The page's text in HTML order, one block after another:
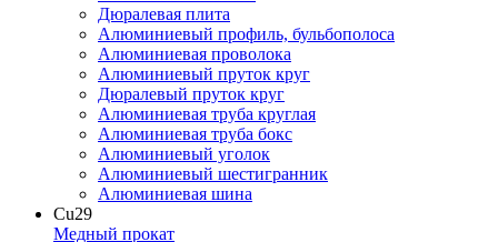
Дюралевая плита
Алюминиевый профиль, бульбополоса
Алюминиевая проволока
Алюминиевый пруток круг
Дюралевый пруток круг
Алюминиевая труба круглая
Алюминиевая труба бокс
Алюминиевый уголок
Алюминиевый шестигранник
Алюминиевая шина
Cu29
Медный прокат